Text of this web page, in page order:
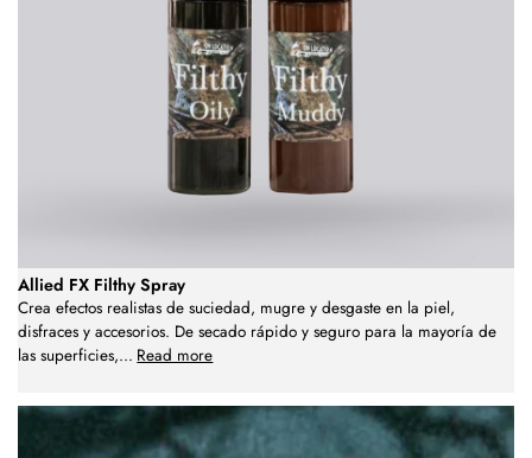
Allied FX Filthy Spray
Crea efectos realistas de suciedad, mugre y desgaste en la piel,
disfraces y accesorios. De secado rápido y seguro para la mayoría de
las superficies,... Read more